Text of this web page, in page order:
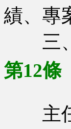
績、專
三、
第12條
主任